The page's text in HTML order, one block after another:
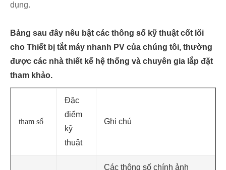
dụng.
Bảng sau đây nêu bật các thông số kỹ thuật cốt lõi
cho Thiết bị tắt máy nhanh PV của chúng tôi, thường
được các nhà thiết kế hệ thống và chuyên gia lắp đặt
tham khảo.
tham số
Đặc
điểm
kỹ
thuật
Ghi chú
Các thông số chính ảnh